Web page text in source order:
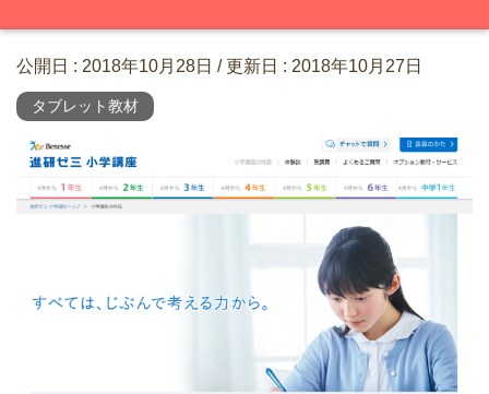
公開日 : 2018年10月28日 / 更新日 : 2018年10月27日
タブレット教材